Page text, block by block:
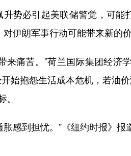
必引起美联储警觉，可能
伊朗军事行动可能带来新的
痛苦。”荷兰国际集团经济
始抱怨生活成本危机，若油
。
到担忧。”《纽约时报》报